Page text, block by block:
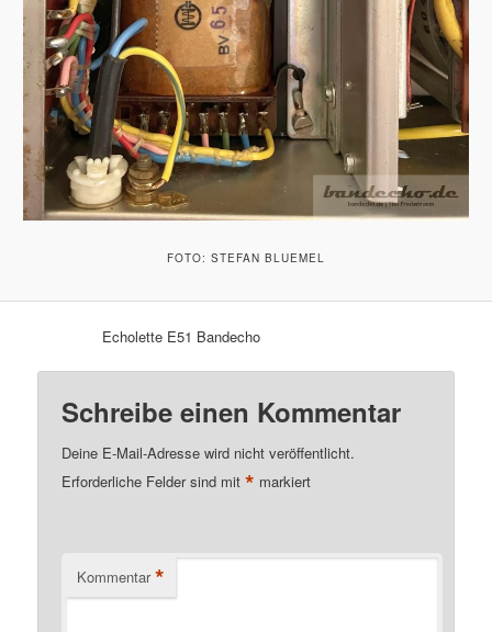
FOTO: STEFAN BLUEMEL
Echolette E51 Bandecho
Schreibe einen Kommentar
Deine E-Mail-Adresse wird nicht veröffentlicht.
Erforderliche Felder sind mit* markiert
Kommentar *